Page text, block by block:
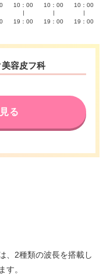
10：00
19：00
10：00
19：00
10：00
19：00
容皮フ科
る
、2種類の波長を搭載し
す。